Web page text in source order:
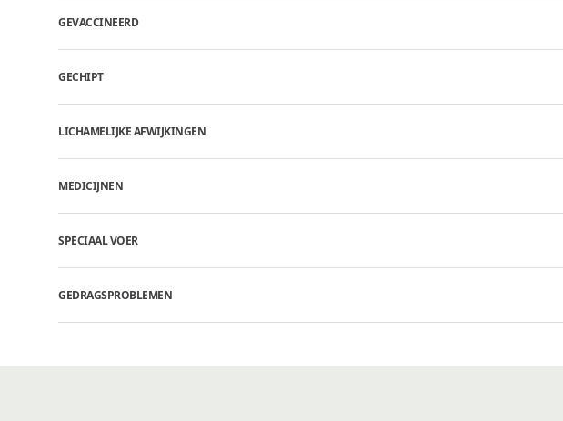
GEVACCINEERD
GECHIPT
LICHAMELIJKE AFWIJKINGEN
MEDICIJNEN
SPECIAAL VOER
GEDRAGSPROBLEMEN